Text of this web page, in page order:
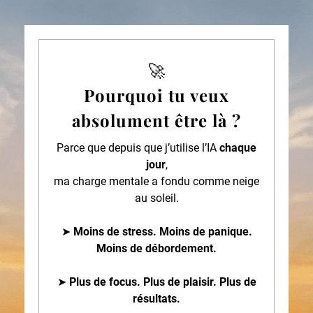
🚀
Pourquoi tu veux
absolument être là ?
Parce que depuis que j’utilise l’IA chaque
jour,
ma charge mentale a fondu comme neige
au soleil.
➤ Moins de stress. Moins de panique.
Moins de débordement.
➤ Plus de focus. Plus de plaisir. Plus de
résultats.